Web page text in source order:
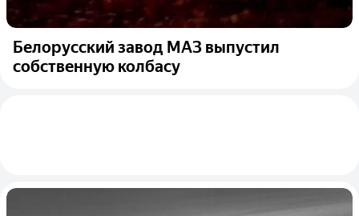
Белорусский завод МАЗ выпустил
собственную колбасу